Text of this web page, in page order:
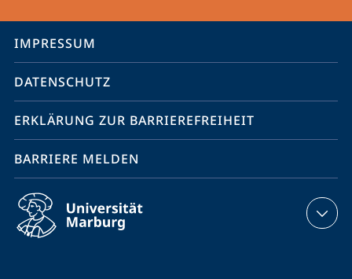
Service-
Navigation
IMPRESSUM
DATENSCHUTZ
ERKLÄRUNG ZUR BARRIEREFREIHEIT
BARRIERE MELDEN